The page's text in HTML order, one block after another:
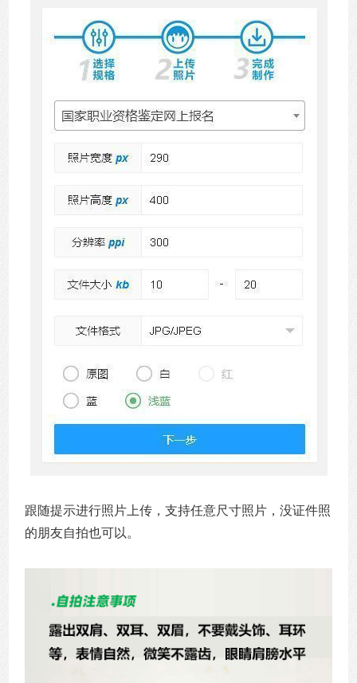
跟随提示进行照片上传，支持任意尺寸照片，没证件照
的朋友自拍也可以。